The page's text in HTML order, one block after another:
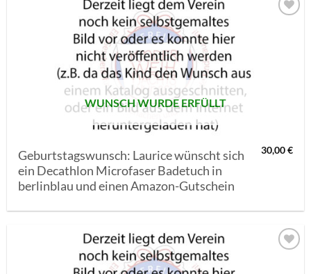
WUNSCH WURDE ERFÜLLT
Geburtstagswunsch: Laurice wünscht sich
ein Decathlon Microfaser Badetuch in
berlinblau und einen Amazon-Gutschein
30,00€